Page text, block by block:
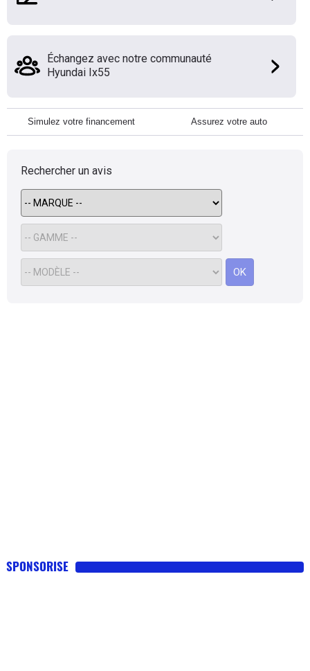
Échangez avec notre communauté
Hyundai Ix55
Simulez votre financement Assurez votre auto
Rechercher un avis
OK
SPONSORISE